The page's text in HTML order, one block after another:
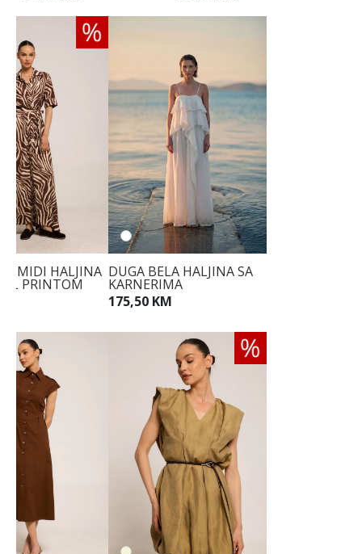
MIDI HALJINA
PRINTOM
DUGA BELA HALJINA SA
KARNERIMA
175,50 KM